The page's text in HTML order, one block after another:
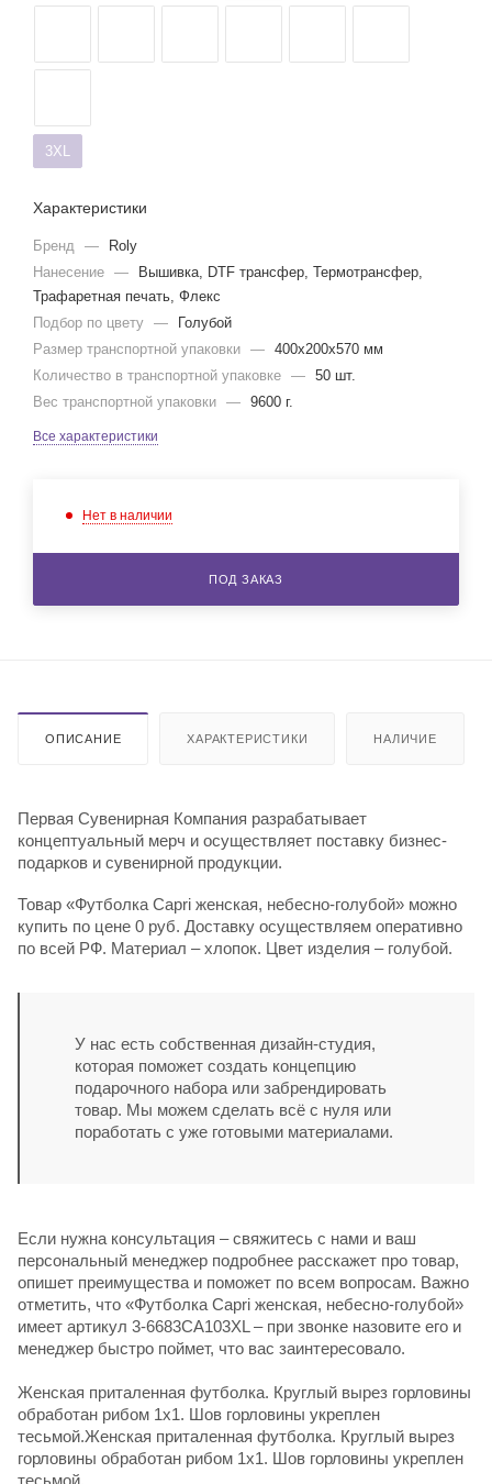
3XL
Характеристики
Бренд —
Roly
Нанесение —
Вышивка, DTF трансфер, Термотрансфер,
Трафаретная печать, Флекс
Подбор по цвету —
Голубой
Размер транспортной упаковки — 400x200x570 мм
Количество в транспортной упаковке — 50 шт.
Вес транспортной упаковки — 9600 г.
Все характеристики
Нет в наличии
ПОД ЗАКАЗ
ОПИСАНИЕ ХАРАКТЕРИСТИКИ НАЛИЧИЕ
Первая Сувенирная Компания разрабатывает
концептуальный мерч и осуществляет поставку бизнес-
подарков и сувенирной продукции.
Товар «Футболка Capri женская, небесно-голубой» можно
купить по цене 0 руб. Доставку осуществляем оперативно
по всей РФ. Материал – хлопок. Цвет изделия – голубой.
У нас есть собственная дизайн-студия,
которая поможет создать концепцию
подарочного набора или забрендировать
товар. Мы можем сделать всё с нуля или
поработать с уже готовыми материалами.
Если нужна консультация – свяжитесь с нами и ваш
персональный менеджер подробнее расскажет про товар,
опишет преимущества и поможет по всем вопросам. Важно
отметить, что «Футболка Capri женская, небесно-голубой»
имеет артикул 3-6683CA103XL – при звонке назовите его и
менеджер быстро поймет, что вас заинтересовало.
Женская приталенная футболка. Круглый вырез горловины
обработан рибом 1х1. Шов горловины укреплен
тесьмой.Женская приталенная футболка. Круглый вырез
горловины обработан рибом 1х1. Шов горловины укреплен
тесьмой.